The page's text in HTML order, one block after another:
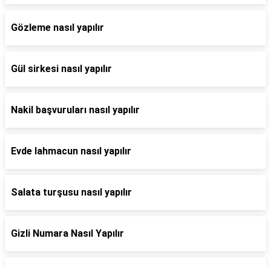
Gözleme nasıl yapılır
Gül sirkesi nasıl yapılır
Nakil başvuruları nasıl yapılır
Evde lahmacun nasıl yapılır
Salata turşusu nasıl yapılır
Gizli Numara Nasıl Yapılır